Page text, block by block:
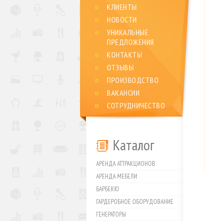
КЛИЕНТЫ
НОВОСТИ
УНИКАЛЬНЫЕ
ПРЕДЛОЖЕНИЯ
КОНТАКТЫ
ОТЗЫВЫ
ПРОИЗВОДСТВО
ВАКАНСИИ
СОТРУДНИЧЕСТВО
Каталог
АРЕНДА АТТРАКЦИОНОВ
АРЕНДА МЕБЕЛИ
БАРБЕКЮ
ГАРДЕРОБНОЕ ОБОРУДОВАНИЕ
ГЕНЕРАТОРЫ